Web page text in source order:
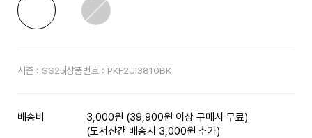
시즌 : SS25상품번호 : PKF2UI3810BK
배송비
3,000원 (39,900원 이상 구매시 무료)
(도서산간 배송시 3,000원 추가)